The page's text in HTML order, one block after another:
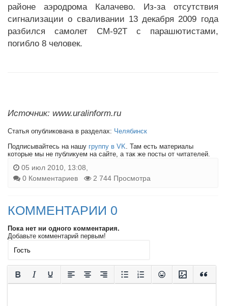
районе аэродрома Калачево. Из-за отсутствия
сигнализации о сваливании 13 декабря 2009 года
разбился самолет СМ-92Т с парашютистами,
погибло 8 человек.
Источник: www.uralinform.ru
Статья опубликована в разделах: Челябинск
Подписывайтесь на нашу группу в VK. Там есть материалы
которые мы не публикуем на сайте, а так же посты от читателей.
05 июл 2010, 13:08,
0 Комментариев
2 744 Просмотра
КОММЕНТАРИИ 0
Пока нет ни одного комментария.
Добавьте комментарий первым!